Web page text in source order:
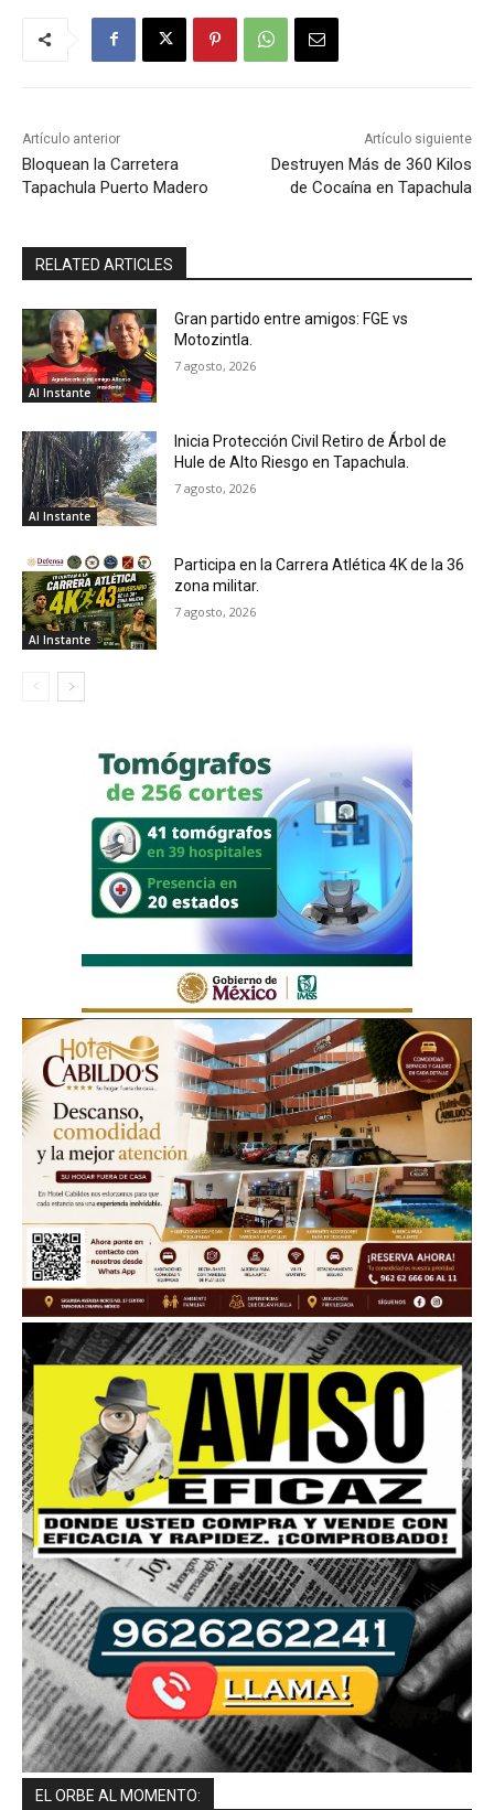
Artículo anterior
Bloquean la Carretera
Tapachula Puerto Madero
Artículo siguiente
Destruyen Más de 360 Kilos
de Cocaína en Tapachula
RELATED ARTICLES
Al Instante
Gran partido entre amigos: FGE vs
Motozintla.
7 agosto, 2026
Al Instante
Inicia Protección Civil Retiro de Árbol de
Hule de Alto Riesgo en Tapachula.
7 agosto, 2026
Al Instante
Participa en la Carrera Atlética 4K de la 36
zona militar.
7 agosto, 2026
EL ORBE AL MOMENTO: